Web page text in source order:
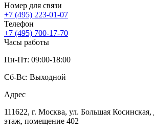
Номер для связи
+7 (495) 223-01-07
Телефон
+7 (495) 700-17-70
Часы работы
Пн-Пт: 09:00-18:00
Сб-Вс: Выходной
Адрес
111622, г. Москва, ул. Большая Косинская,
этаж, помещение 402